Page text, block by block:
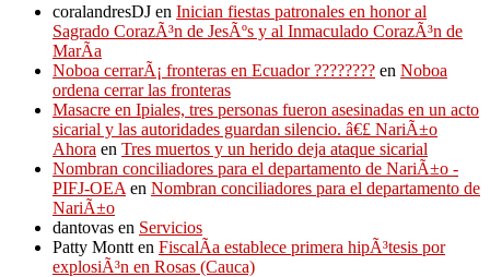
coralandresDJ en Inician fiestas patronales en honor al
Sagrado CorazÃ³n de JesÃºs y al Inmaculado CorazÃ³n de
MarÃ­a
Noboa cerrarÃ¡ fronteras en Ecuador ???????? en Noboa
ordena cerrar las fronteras
Masacre en Ipiales, tres personas fueron asesinadas en un acto
sicarial y las autoridades guardan silencio. â€£ NariÃ±o
Ahora en Tres muertos y un herido deja ataque sicarial
Nombran conciliadores para el departamento de NariÃ±o -
PIFJ-OEA en Nombran conciliadores para el departamento de
NariÃ±o
dantovas en Servicios
Patty Montt en FiscalÃ­a establece primera hipÃ³tesis por
explosiÃ³n en Rosas (Cauca)